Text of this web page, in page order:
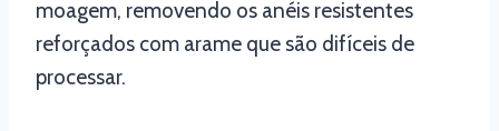
moagem, removendo os anéis resistentes
reforçados com arame que são difíceis de
processar.